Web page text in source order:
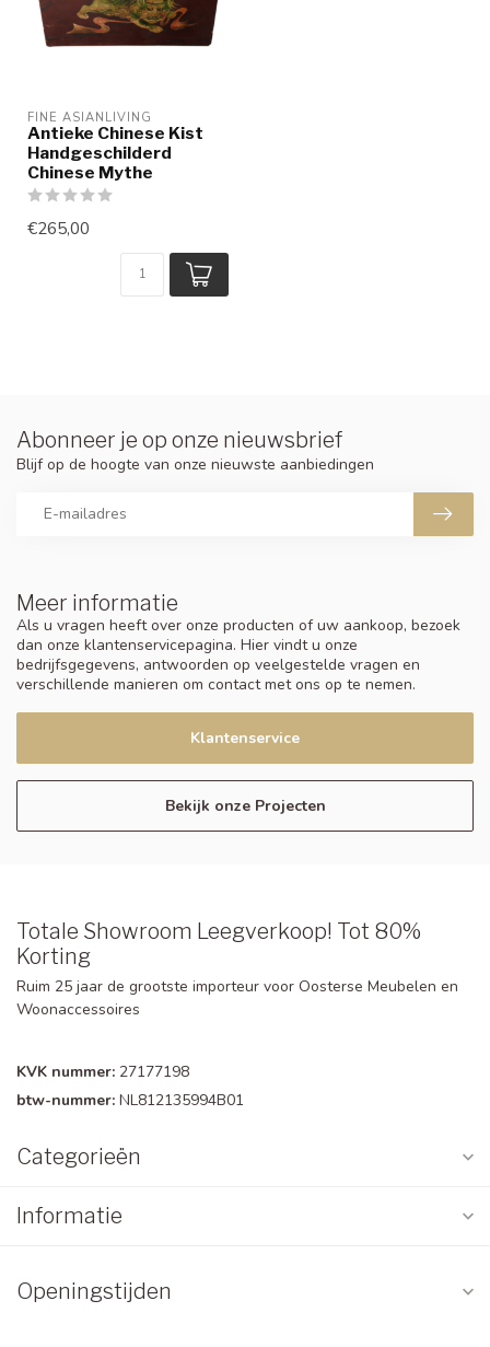
FINE ASIANLIVING
Antieke Chinese Kist
Handgeschilderd
Chinese Mythe
€265,00
Meer informatie
Als u vragen heeft over onze producten of uw aankoop, bezoek
dan onze klantenservicepagina. Hier vindt u onze
bedrijfsgegevens, antwoorden op veelgestelde vragen en
verschillende manieren om contact met ons op te nemen.
Klantenservice
Bekijk onze Projecten
Abonneer je op onze nieuwsbrief
Blijf op de hoogte van onze nieuwste aanbiedingen
Totale Showroom Leegverkoop! Tot 80%
Korting
Ruim 25 jaar de grootste importeur voor Oosterse Meubelen en
Woonaccessoires
KVK nummer: 27177198
btw-nummer: NL812135994B01
Categorieën
Informatie
Openingstijden